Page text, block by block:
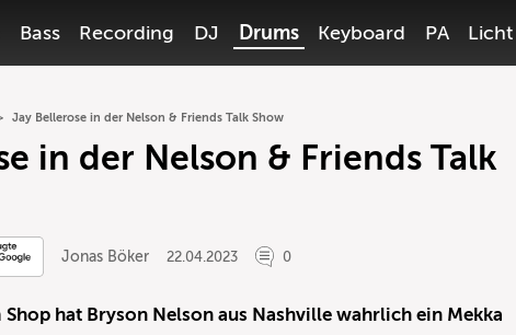
Bass Recording DJ Drums Keyboard PA Licht
Jay Bellerose in der Nelson & Friends Talk Show
in der Nelson & Friends Talk
Jonas Böker 22.04.2023 0
hat Bryson Nelson aus Nashville wahrlich ein Mekka